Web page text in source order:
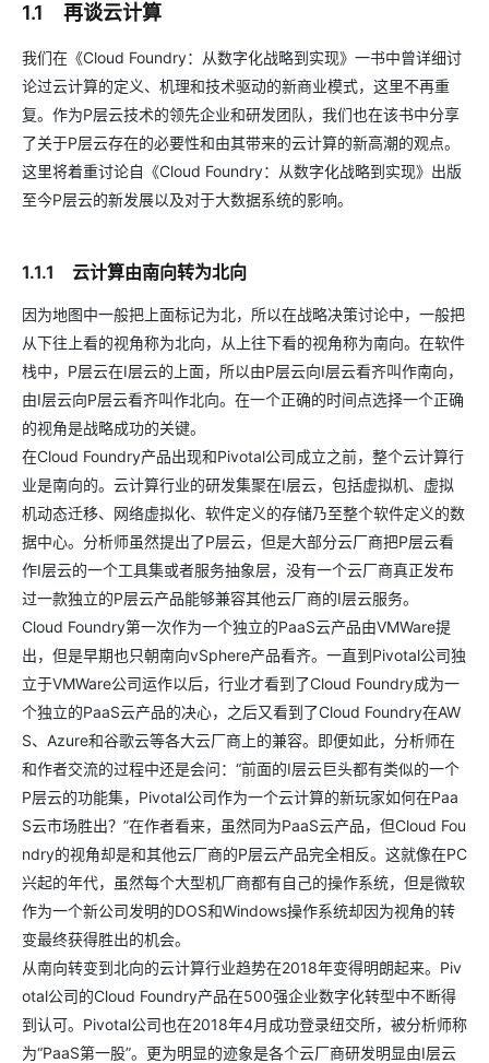
1.1 再谈云计算
我们在《Cloud Foundry：从数字化战略到实现》一书中曾详细讨
论过云计算的定义、机理和技术驱动的新商业模式，这里不再重
复。作为P层云技术的领先企业和研发团队，我们也在该书中分享
了关于P层云存在的必要性和由其带来的云计算的新高潮的观点。
这里将着重讨论自《Cloud Foundry：从数字化战略到实现》出版
至今P层云的新发展以及对于大数据系统的影响。
1.1.1 云计算由南向转为北向
因为地图中一般把上面标记为北，所以在战略决策讨论中，一般把
从下往上看的视角称为北向，从上往下看的视角称为南向。在软件
栈中，P层云在I层云的上面，所以由P层云向I层云看齐叫作南向，
由I层云向P层云看齐叫作北向。在一个正确的时间点选择一个正确
的视角是战略成功的关键。
在Cloud Foundry产品出现和Pivotal公司成立之前，整个云计算行
业是南向的。云计算行业的研发集聚在I层云，包括虚拟机、虚拟
机动态迁移、网络虚拟化、软件定义的存储乃至整个软件定义的数
据中心。分析师虽然提出了P层云，但是大部分云厂商把P层云看
作I层云的一个工具集或者服务抽象层，没有一个云厂商真正发布
过一款独立的P层云产品能够兼容其他云厂商的I层云服务。
Cloud Foundry第一次作为一个独立的PaaS云产品由VMWare提
出，但是早期也只朝南向vSphere产品看齐。一直到Pivotal公司独
立于VMWare公司运作以后，行业才看到了Cloud Foundry成为一
个独立的PaaS云产品的决心，之后又看到了Cloud Foundry在AW
S、Azure和谷歌云等各大云厂商上的兼容。即便如此，分析师在
和作者交流的过程中还是会问：“前面的I层云巨头都有类似的一个
P层云的功能集，Pivotal公司作为一个云计算的新玩家如何在Paa
S云市场胜出？”在作者看来，虽然同为PaaS云产品，但Cloud Fou
ndry的视角却是和其他云厂商的P层云产品完全相反。这就像在PC
兴起的年代，虽然每个大型机厂商都有自己的操作系统，但是微软
作为一个新公司发明的DOS和Windows操作系统却因为视角的转
变最终获得胜出的机会。
从南向转变到北向的云计算行业趋势在2018年变得明朗起来。Piv
otal公司的Cloud Foundry产品在500强企业数字化转型中不断得
到认可。Pivotal公司也在2018年4月成功登录纽交所，被分析师称
为“PaaS第一股”。更为明显的迹象是各个云厂商研发明显由I层云